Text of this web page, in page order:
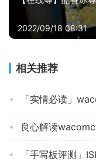
2022/09/18 08:31
相关推荐
良心解读